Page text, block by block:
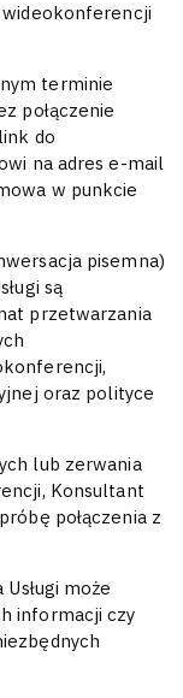
terminie
połączenie
do
na adres e-mail
w punkcie
pisemna)
są
przetwarzania
oraz polityce
lub zerwania
Konsultant
połączenia z
może
informacji czy